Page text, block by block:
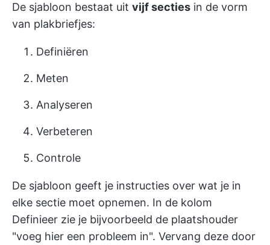
De sjabloon bestaat uit vijf secties in de vorm
van plakbriefjes:
Definiëren
Meten
Analyseren
Verbeteren
Controle
De sjabloon geeft je instructies over wat je in
elke sectie moet opnemen. In de kolom
Definieer zie je bijvoorbeeld de plaatshouder
"voeg hier een probleem in". Vervang deze door